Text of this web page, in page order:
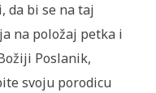
da bi se na taj
na položaj petka i
Poslanik,
svoju porodicu